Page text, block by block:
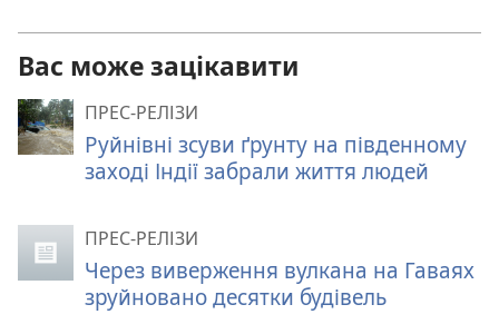
Вас може зацікавити
ПРЕС-РЕЛІЗИ
Руйнівні зсуви ґрунту на південному
заході Індії забрали життя людей
ПРЕС-РЕЛІЗИ
Через виверження вулкана на Гаваях
зруйновано десятки будівель